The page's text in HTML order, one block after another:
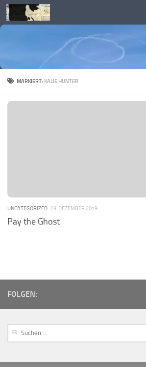
Skip to content
MARKIERT: KALIE HUNTER
UNCATEGORIZED 23. DEZEMBER 2019
Pay the Ghost
FOLGEN: